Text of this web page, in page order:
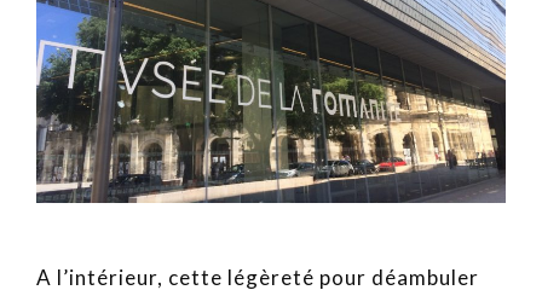
A l’intérieur, cette légèreté pour déambuler